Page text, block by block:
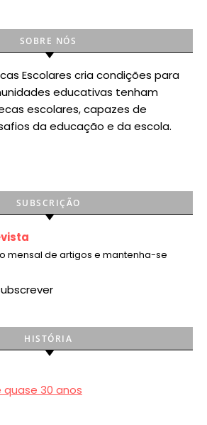
SOBRE NÓS
Escolares cria condições para
educativas tenham
escolares, capazes de
da educação e da escola.
SUBSCRIÇÃO
mensal de artigos e mantenha-se
HISTÓRIA
quase 30 anos